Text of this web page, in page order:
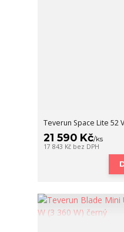
Teverun Space Lite 52
21 590 Kč/ks
17 843 Kč bez DPH